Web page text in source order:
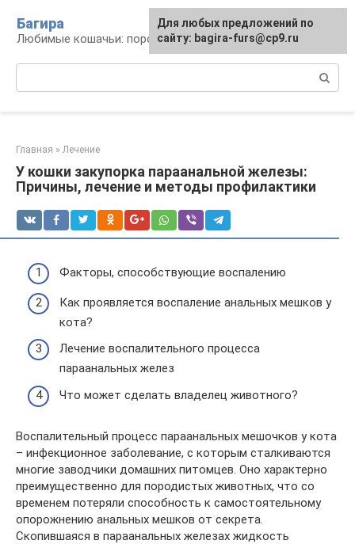
контенту
Багира
Любимые кошачьи: породы, содержание, уход
Главная » Лечение
У кошки закупорка параанальной железы:
Причины, лечение и методы профилактики
Факторы, способствующие воспалению
Как проявляется воспаление анальных мешков у
кота?
Лечение воспалительного процесса
параанальных желез
Что может сделать владелец животного?
Воспалительный процесс параанальных мешочков у кота
– инфекционное заболевание, с которым сталкиваются
многие заводчики домашних питомцев. Оно характерно
преимущественно для породистых животных, что со
временем потеряли способность к самостоятельному
опорожнению анальных мешков от секрета.
Скопившаяся в параанальных железах жидкость
Для любых предложений по
сайту: bagira-furs@cp9.ru